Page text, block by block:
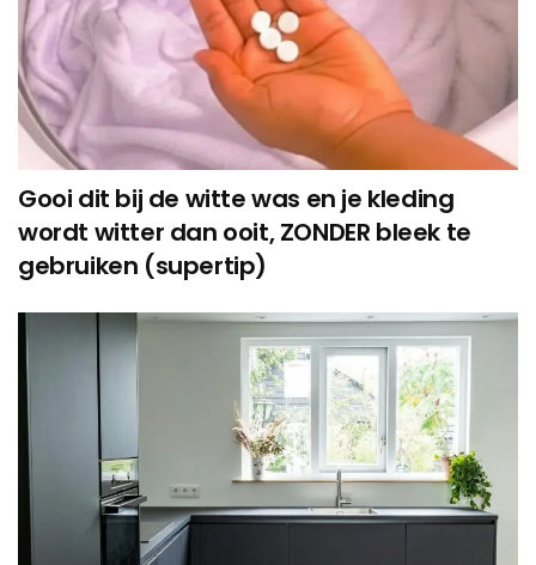
Gooi dit bij de witte was en je kleding
wordt witter dan ooit, ZONDER bleek te
gebruiken (supertip)